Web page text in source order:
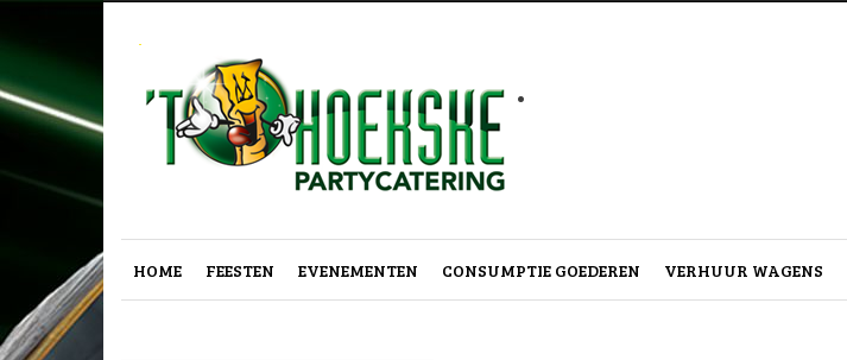
.
HOME FEESTEN EVENEMENTEN CONSUMPTIE GOEDEREN VERHUUR WAGENS